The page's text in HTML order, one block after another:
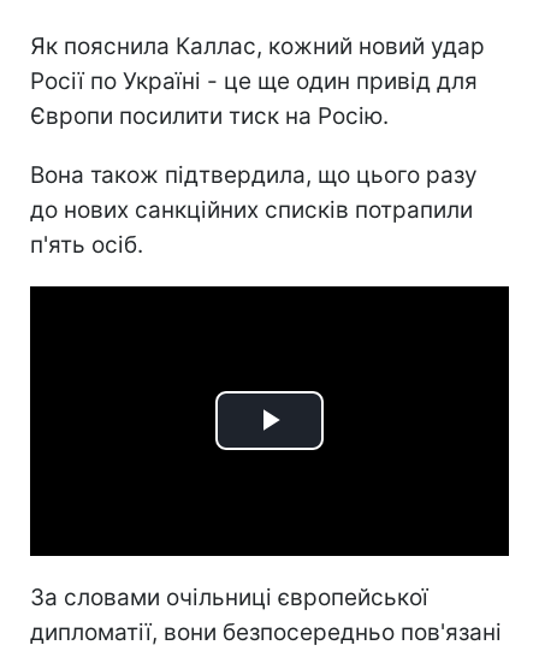
Як пояснила Каллас, кожний новий удар
Росії по Україні - це ще один привід для
Європи посилити тиск на Росію.
Вона також підтвердила, що цього разу
до нових санкційних списків потрапили
п'ять осіб.
Play
За словами очільниці європейської
дипломатії, вони безпосередньо пов'язані